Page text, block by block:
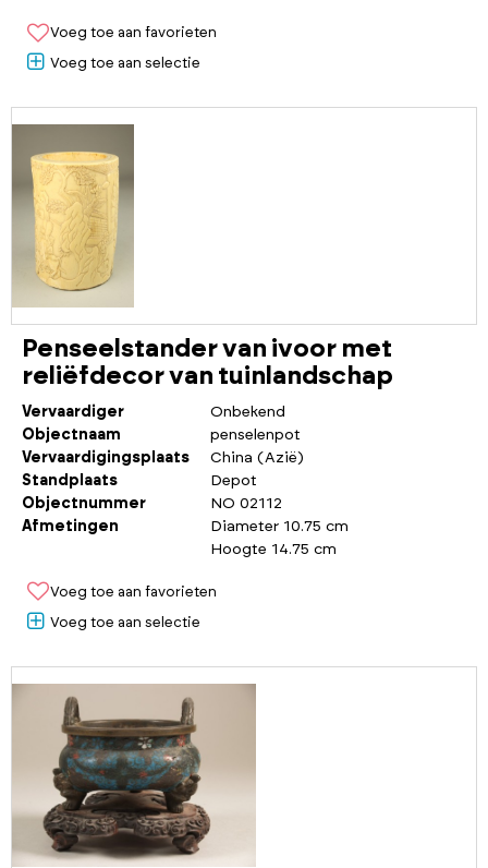
Voeg toe aan favorieten
Voeg toe aan selectie
Penseelstander van ivoor met
reliëfdecor van tuinlandschap
Vervaardiger
Onbekend
Objectnaam
penselenpot
Vervaardigingsplaats
China (Azië)
Standplaats
Depot
Objectnummer
NO 02112
Afmetingen
Diameter 10.75 cm
Hoogte 14.75 cm
Voeg toe aan favorieten
Voeg toe aan selectie